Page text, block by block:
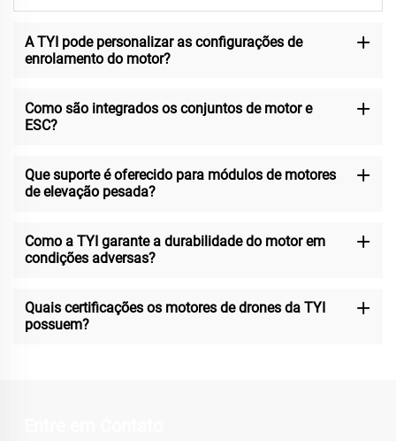
A TYI pode personalizar as configurações de
enrolamento do motor?
Como são integrados os conjuntos de motor e
ESC?
Que suporte é oferecido para módulos de motores
de elevação pesada?
Como a TYI garante a durabilidade do motor em
condições adversas?
Quais certificações os motores de drones da TYI
possuem?